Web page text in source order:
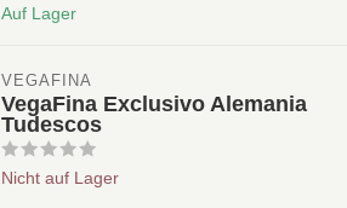
Auf Lager
VEGAFINA
VegaFina Exclusivo Alemania
Tudescos
Nicht auf Lager